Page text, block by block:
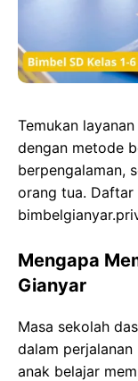
Temukan layanan
dengan metode
berpengalaman,
orang tua. Daftar
Mengapa
Gianyar
Masa sekolah
dalam
anak belajar